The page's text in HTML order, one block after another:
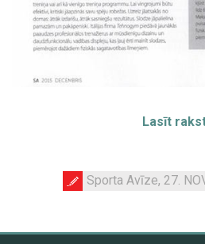
Lasīt
Sporta Avīze, 27.